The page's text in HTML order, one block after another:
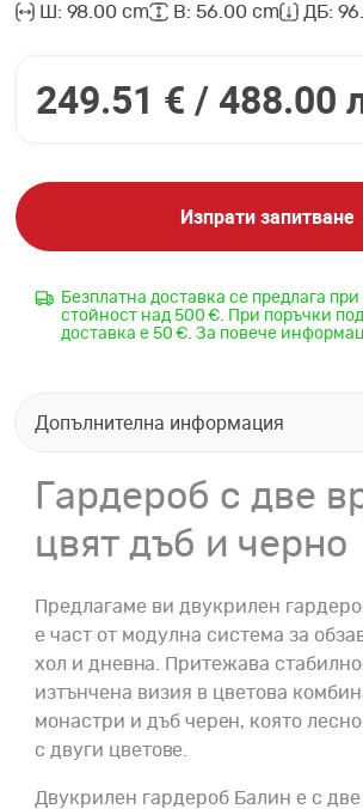
Ш: 98.00 cm В: 56.00 cm ДБ:
249.51 € / 488.00
Изпрати запитване
Безплатна доставка се предлага
стойност над 500 €. При поръчки
доставка е 50 €. За повече
Допълнителна информация
Гардероб с две
цвят дъб и черно
Предлагаме ви двукрилен
е част от модулна система за
хол и дневна. Притежава
изтънчена визия в цветова
монастри и дъб черен, която
с двуги цветове.
Двукрилен гардероб Балин е с